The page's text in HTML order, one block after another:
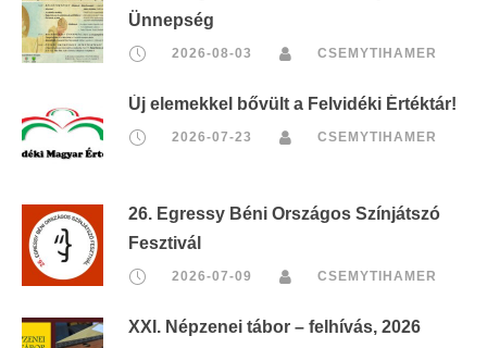
Ünnepség
2026-08-03 CSEMYTIHAMER
Új elemekkel bővült a Felvidéki Értéktár!
2026-07-23 CSEMYTIHAMER
26. Egressy Béni Országos Színjátszó
Fesztivál
2026-07-09 CSEMYTIHAMER
XXI. Népzenei tábor – felhívás, 2026